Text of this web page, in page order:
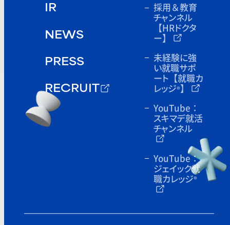
IR
NEWS
PRESS
RECRUIT
採用＆教育
チャンネル
【HRドクタ
ー】
未経験に強
い就職サポ
ート 【就職カ
レッジ®】
YouTube：
スキマデ就活
チャンネル
YouTube：
ジェイック就
職カレッジ®